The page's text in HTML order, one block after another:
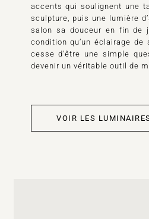
accents qui soulignent une
sculpture, puis une lumière
salon sa douceur en fin de
condition qu’un éclairage
cesse d’être une simple
devenir un véritable outil de
VOIR LES